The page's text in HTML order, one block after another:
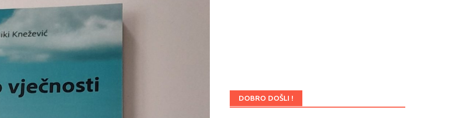
DOBRO DOŠLI !